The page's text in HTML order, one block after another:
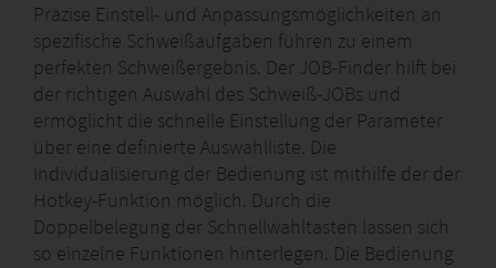
Präzise Einstell- und Anpassungsmöglichkeiten an
spezifische Schweißaufgaben führen zu einem
perfekten Schweißergebnis. Der JOB-Finder hilft bei
der richtigen Auswahl des Schweiß-JOBs und
ermöglicht die schnelle Einstellung der Parameter
über eine definierte Auswahlliste. Die
Individualisierung der Bedienung ist mithilfe der der
Hotkey-Funktion möglich. Durch die
Doppelbelegung der Schnellwahltasten lassen sich
so einzelne Funktionen hinterlegen. Die Bedienung